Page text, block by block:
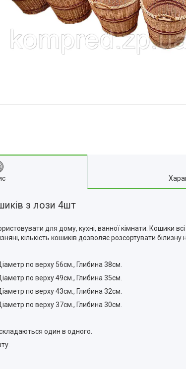
з лози 4шт
для дому, кухні, ванної кімнати. Кошики
кількість кошиків дозволяє розсортувати білизну
по верху 56см., Глибина 38см.
по верху 49см., Глибина 35см.
по верху 43см., Глибина 32см.
по верху 37см., Глибина 30см.
один в одного.